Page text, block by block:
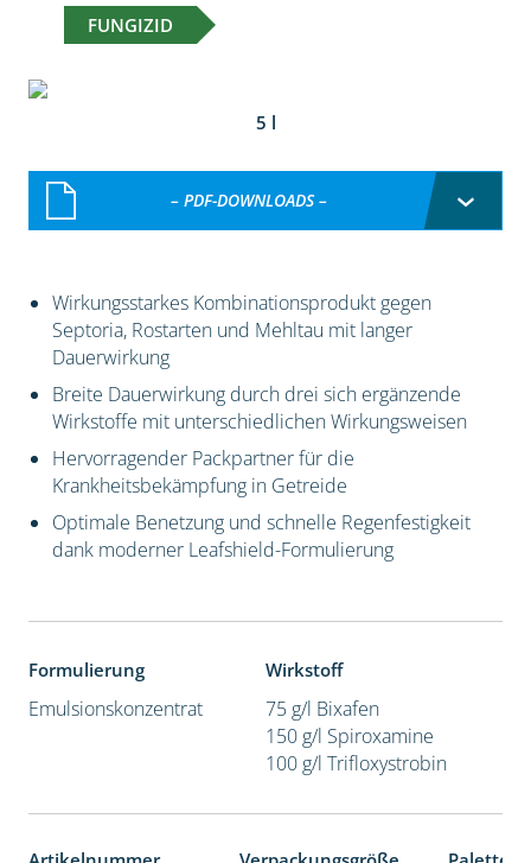
FUNGIZID
5 l
– PDF-DOWNLOADS –
Wirkungsstarkes Kombinationsprodukt gegen
Septoria, Rostarten und Mehltau mit langer
Dauerwirkung
Breite Dauerwirkung durch drei sich ergänzende
Wirkstoffe mit unterschiedlichen Wirkungsweisen
Hervorragender Packpartner für die
Krankheitsbekämpfung in Getreide
Optimale Benetzung und schnelle Regenfestigkeit
dank moderner Leafshield-Formulierung
Formulierung
Emulsionskonzentrat
Wirkstoff
75 g/l Bixafen
150 g/l Spiroxamine
100 g/l Trifloxystrobin